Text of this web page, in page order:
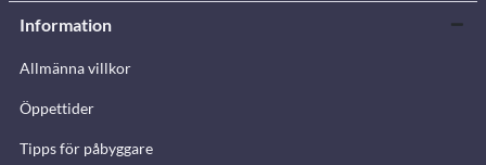
Information
Allmänna villkor
Öppettider
Tipps för påbyggare